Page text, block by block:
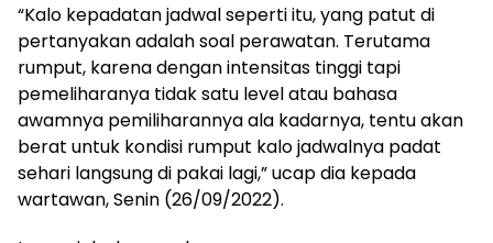
“Kalo kepadatan jadwal seperti itu, yang patut di
pertanyakan adalah soal perawatan. Terutama
rumput, karena dengan intensitas tinggi tapi
pemeliharanya tidak satu level atau bahasa
awamnya pemiliharannya ala kadarnya, tentu akan
berat untuk kondisi rumput kalo jadwalnya padat
sehari langsung di pakai lagi,” ucap dia kepada
wartawan, Senin (26/09/2022).